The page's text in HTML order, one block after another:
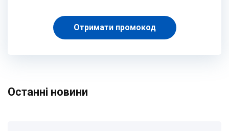
Отримати промокод
Останні новини